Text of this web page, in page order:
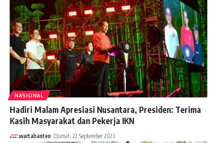
NASIONAL
Hadiri Malam Apresiasi Nusantara, Presiden: Terima
Kasih Masyarakat dan Pekerja IKN
wartabanten Jumat, 22 September 2023